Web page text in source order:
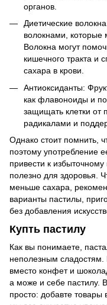
органов.
Диетические
волокнами, которые
Волокна могут
кишечного тракта и
сахара в крови.
Антиоксиданты:
как флавоноиды и
защищать клетки от
радикалами и
Однако стоит помнить,
поэтому употребление
привести к
полезно для здоровья.
меньше сахара,
варианты пастилы,
без добавления
Купть пастилу
Как вы понимаете,
неполезным сладостям.
вместо конфет и
а може и себе пастилу.
просто: добавте